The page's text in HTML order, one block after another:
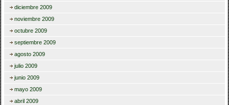
diciembre 2009
noviembre 2009
octubre 2009
septiembre 2009
agosto 2009
julio 2009
junio 2009
mayo 2009
abril 2009